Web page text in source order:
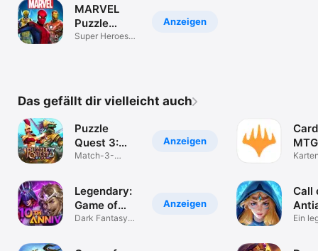
Anzeigen
MARVEL
Puzzle
Quest: Hero
Super Heroes
Das gefällt dir vielleicht auch
Anzeigen
Puzzle
Quest 3:
Match 3
Match-3-
Anzeigen
Legendary:
Game of
Heroes
Dark Fantasy
MTG
Call
Ein